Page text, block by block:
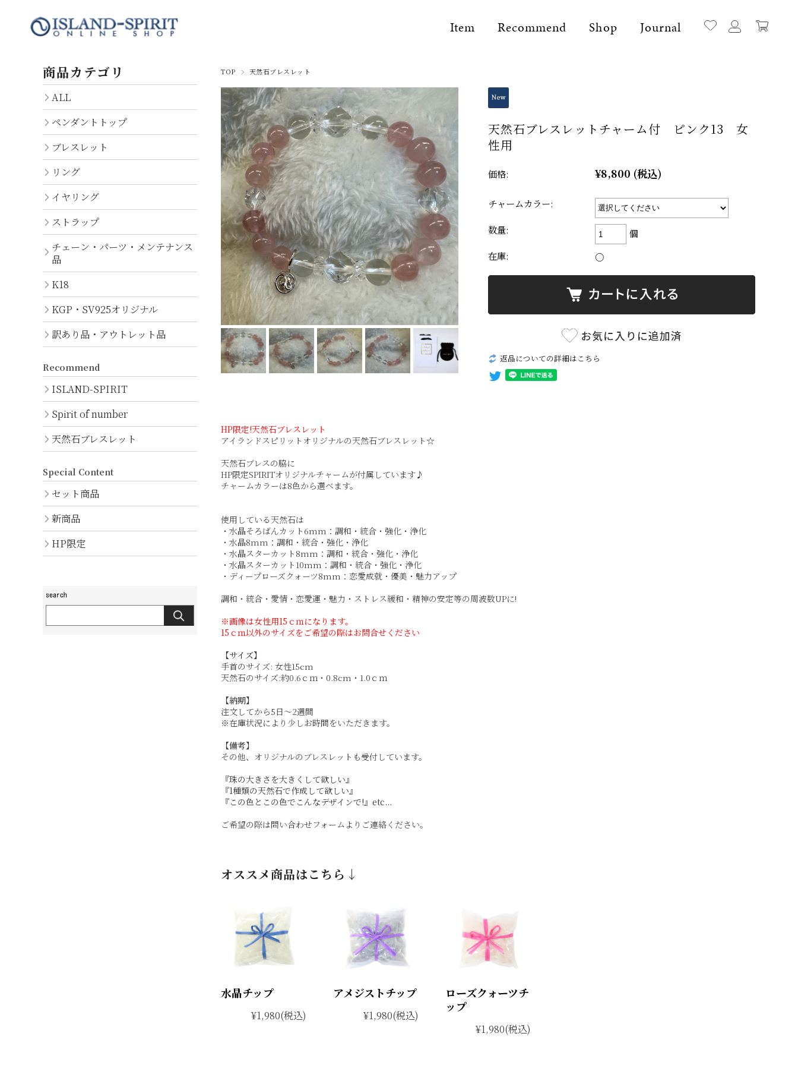
Item
ペンダントトップ
ストラップ
パーツ・チェーン
K18
KGP/SV925オリジナル
EC Limited Items
ここでしか手に入らない！EC限定アイテム
Space Set Item
要望を叶えたセットアイテム
Recommend
ISLAND-SPIRIT
アイランドスピリットペンダントトップ
SPIRIT of Number
ナンバーアクセサリー
Natural Stone Bracelet
Shop Journal
TOP 天然石ブレスレット
天然石ブレスレットチャーム付 ピンク13 女
性用
価格: ¥8,800 (税込)
チャームカラー:
数量:
個
在庫:
○
返品についての詳細はこちら
HP限定!天然石ブレスレット
アイランドスピリットオリジナルの天然石ブレスレット☆
天然石ブレスの脇に
HP限定SPIRITオリジナルチャームが付属しています♪
チャームカラーは8色から選べます。
使用している天然石は
・水晶そろばんカット6mm：調和・統合・強化・浄化
・水晶8mm：調和・統合・強化・浄化
・水晶スターカット8mm：調和・統合・強化・浄化
・水晶スターカット10mm：調和・統合・強化・浄化
・ディープローズクォーツ8mm：恋愛成就・優美・魅力アップ
調和・統合・愛情・恋愛運・魅力・ストレス緩和・精神の安定等の周波数UPに!
※画像は女性用15ｃｍになります。
15ｃｍ以外のサイズをご希望の際はお問合せください
【サイズ】
手首のサイズ: 女性15cm
天然石のサイズ:約0.6ｃｍ・0.8cm・1.0ｃｍ
【納期】
注文してから5日～2週間
※在庫状況により少しお時間をいただきます。
【備考】
その他、オリジナルのブレスレットも受付しています。
『珠の大きさを大きくして欲しい』
『1種類の天然石で作成して欲しい』
『この色とこの色でこんなデザインで!』etc...
ご希望の際は問い合わせフォームよりご連絡ください。
オススメ商品はこちら↓
水晶チップ
¥1,980(税込)
アメジストチップ
¥1,980(税込)
ローズクォーツチ
ップ
¥1,980(税込)
商品カテゴリ
ALL
ペンダントトップ
ブレスレット
リング
イヤリング
ストラップ
チェーン・パーツ・メンテナンス
品
K18
KGP・SV925オリジナル
訳あり品・アウトレット品
Recommend
ISLAND-SPIRIT
Spirit of number
天然石ブレスレット
Special Content
セット商品
新商品
HP限定